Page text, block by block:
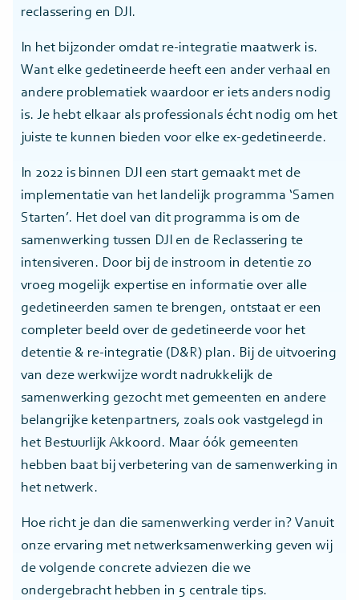
reclassering en DJI.
In het bijzonder omdat re-integratie maatwerk is.
Want elke gedetineerde heeft een ander verhaal en
andere problematiek waardoor er iets anders nodig
is. Je hebt elkaar als professionals écht nodig om het
juiste te kunnen bieden voor elke ex-gedetineerde.
In 2022 is binnen DJI een start gemaakt met de
implementatie van het landelijk programma ‘Samen
Starten’. Het doel van dit programma is om de
samenwerking tussen DJI en de Reclassering te
intensiveren. Door bij de instroom in detentie zo
vroeg mogelijk expertise en informatie over alle
gedetineerden samen te brengen, ontstaat er een
completer beeld over de gedetineerde voor het
detentie & re-integratie (D&R) plan. Bij de uitvoering
van deze werkwijze wordt nadrukkelijk de
samenwerking gezocht met gemeenten en andere
belangrijke ketenpartners, zoals ook vastgelegd in
het Bestuurlijk Akkoord. Maar óók gemeenten
hebben baat bij verbetering van de samenwerking in
het netwerk.
Hoe richt je dan die samenwerking verder in? Vanuit
onze ervaring met netwerksamenwerking geven wij
de volgende concrete adviezen die we
ondergebracht hebben in 5 centrale tips.